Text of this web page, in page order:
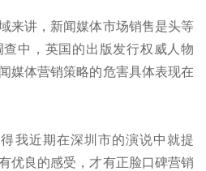
来讲，新闻媒体市场销售是头等
中，英国的出版发行权威人物
媒体营销策略的危害具体表现在
我近期在深圳市的演说中就提
优良的感受，才有正脸口碑营销